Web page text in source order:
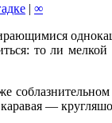
| ∞
то ли мелкой
каравая —